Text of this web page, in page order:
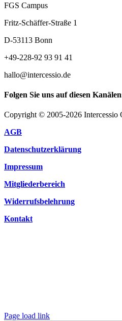
FGS Campus
Fritz-Schäffer-Straße 1
D-53113 Bonn
+49-228-92 93 91 41
hallo@intercessio.de
Folgen Sie uns auf diesen
Copyright © 2005-2026 Intercessio
AGB
Datenschutzerklärung
Impressum
Mitgliederbereich
Widerrufsbelehrung
Kontakt
Page load link